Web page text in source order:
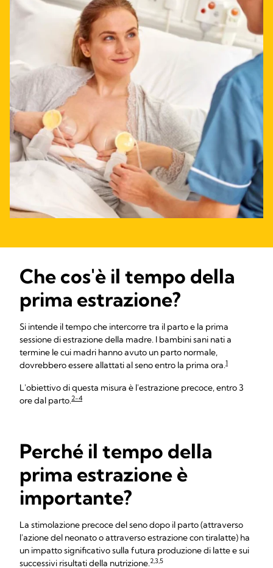
Che cos'è il tempo della
prima estrazione?
Si intende il tempo che intercorre tra il parto e la prima
sessione di estrazione della madre. I bambini sani nati a
termine le cui madri hanno avuto un parto normale,
dovrebbero essere allattati al seno entro la prima ora.1
L'obiettivo di questa misura è l'estrazione precoce, entro 3
ore dal parto.2-4
Perché il tempo della
prima estrazione è
importante?
La stimolazione precoce del seno dopo il parto (attraverso
l'azione del neonato o attraverso estrazione con tiralatte) ha
un impatto significativo sulla futura produzione di latte e sui
successivi risultati della nutrizione.2,3,5